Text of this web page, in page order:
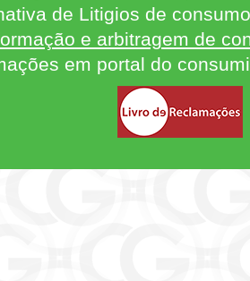
de Litigios de
e arbitragem de
em portal do